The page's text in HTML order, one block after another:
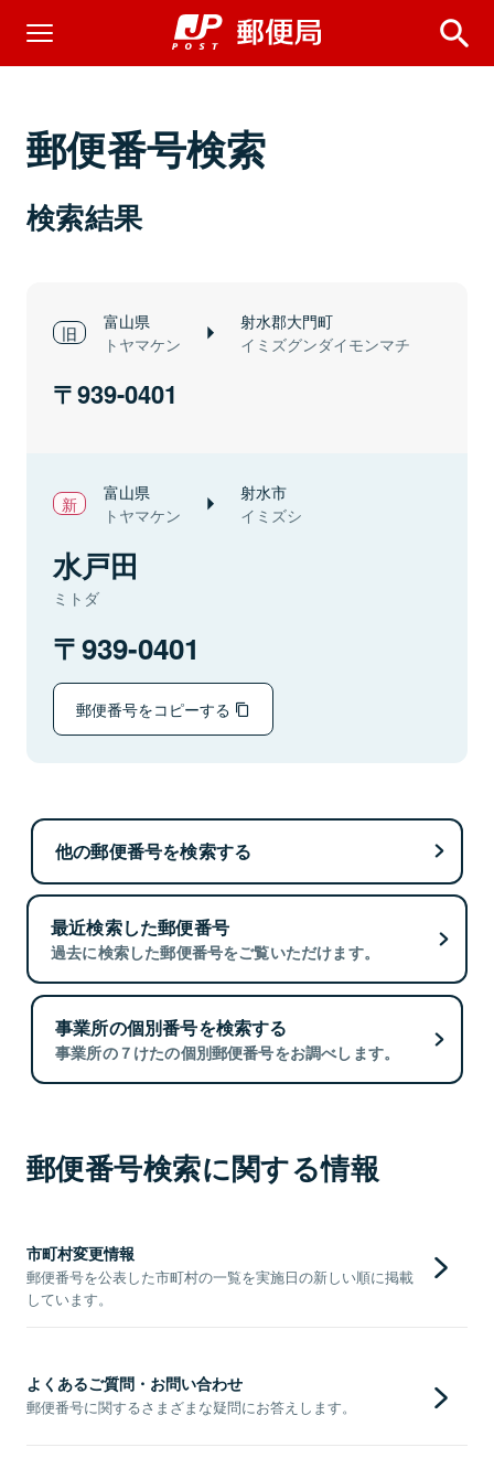
郵便番号検索
検索結果
富山県
トヤマケン
射水郡大門町
イミズグンダイモンマチ
939-0401
富山県
トヤマケン
射水市
イミズシ
水戸田
ミトダ
939-0401
郵便番号をコピーする
他の郵便番号を検索する
最近検索した郵便番号
過去に検索した郵便番号をご覧いただけます。
事業所の個別番号を検索する
事業所の７けたの個別郵便番号をお調べします。
郵便番号検索に関する情報
市町村変更情報
郵便番号を公表した市町村の一覧を実施日の新しい順に掲載
しています。
よくあるご質問・お問い合わせ
郵便番号に関するさまざまな疑問にお答えします。